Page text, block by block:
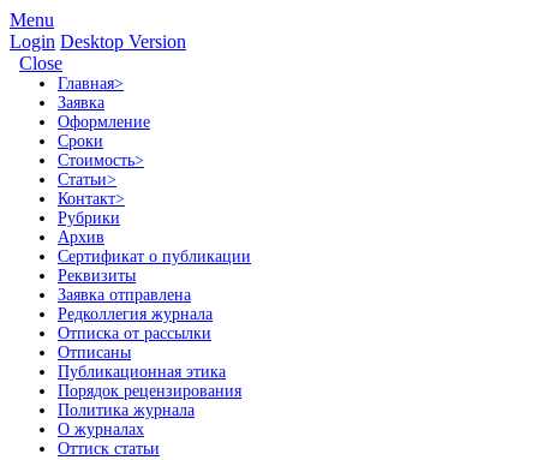
Menu
Login Desktop Version
Close
Главная>
Заявка
Оформление
Сроки
Стоимость>
Статьи>
Контакт>
Рубрики
Архив
Сертификат о публикации
Реквизиты
Заявка отправлена
Редколлегия журнала
Отписка от рассылки
Отписаны
Публикационная этика
Порядок рецензирования
Политика журнала
О журналах
Оттиск статьи